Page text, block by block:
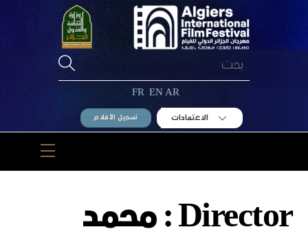
AR
EN
FR
الاعتمادات تسجيل الأفلام
Menu
Director :
محمد